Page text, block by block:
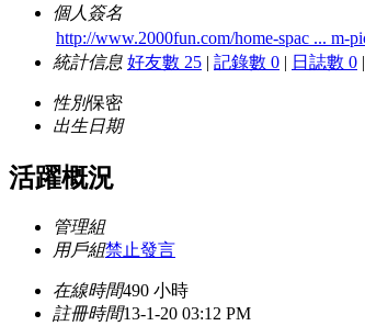
個人簽名
http://www.2000fun.com/home-spac ... m-
統計信息 好友數 25 | 記錄數 0 | 日誌數 0 |
性別保密
出生日期
活躍概況
管理組
用戶組禁止發言
在線時間490 小時
註冊時間13-1-20 03:12 PM